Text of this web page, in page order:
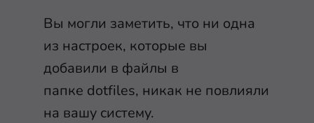
Вы могли заметить, что ни одна
из настроек, которые вы
добавили в файлы в
папке dotfiles, никак не повлияли
на вашу систему.